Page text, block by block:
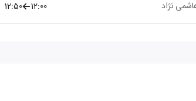
نژاد 12:00
12:50